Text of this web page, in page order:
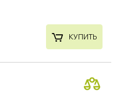
КУПИТЬ